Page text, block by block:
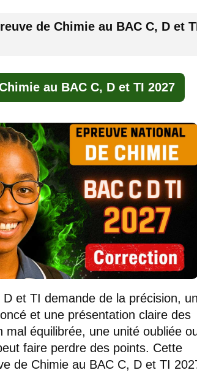
de Chimie au BAC C, D et
au BAC C, D et TI 2027
et TI demande de la précision,
et une présentation claire des
mal équilibrée, une unité oubliée
faire perdre des points. Cette
de Chimie au BAC C, D et TI